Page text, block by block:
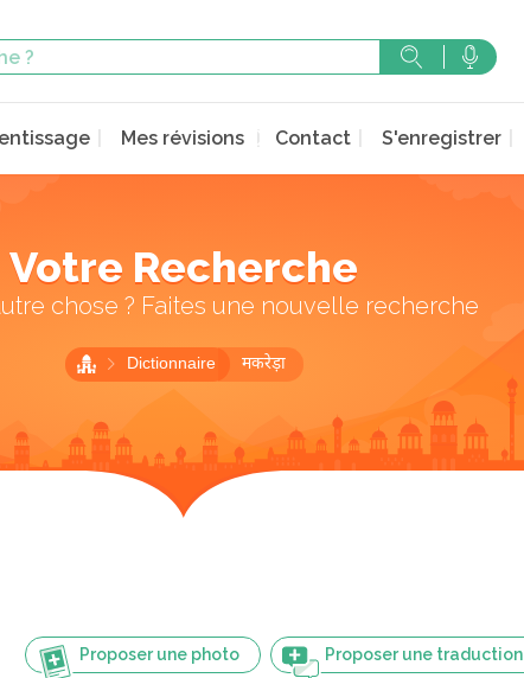
Mes révisions Contact S'enregistrer
Votre Recherche
chose ? Faites une nouvelle recherche
Dictionnaire मकरेड़ा
Proposer une photo Proposer une traduction